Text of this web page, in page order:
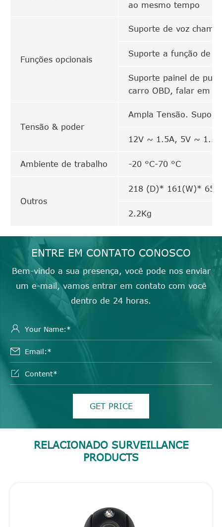
ao mesmo tempo
Funções opcionais
Suporte de voz
Suporte a função de
Suporte painel de
carro OBD, falar em
Tensão & poder
Ampla Tensão.
12V ~ 1.5A, 5V ~ 1.5A
Ambiente de trabalho -20 °C-70 °C
Outros
218 (D)* 161(W)*
2.2Kg
ENTRE EM CONTATO CONOSCO
Bem-vindo a sua presença, você pode nos enviar
um e-mail, vamos entrar em contato com você
dentro de 24 horas.



GET PRICE
RELACIONADO SURVEILLANCE
PRODUCTS